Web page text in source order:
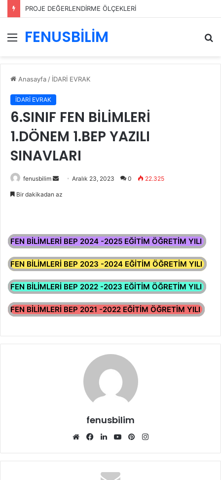
PROJE DEĞERLENDİRME ÖLÇEKLERİ
Menü
FENUSBİLİM
...
Anasayfa / İDARİ EVRAK
İDARİ EVRAK
6.SINIF FEN BİLİMLERİ
1.DÖNEM 1.BEP YAZILI
SINAVLARI
fenusbilim
Bir
Aralık 23, 2023 0 22.325
Bir dakikadan az
FEN BİLİMLERİ BEP 2024 -2025 EĞİTİM ÖĞRETİM YILI
FEN BİLİMLERİ BEP 2023 -2024 EĞİTİM ÖĞRETİM YILI
FEN BİLİMLERİ BEP 2022 -2023 EĞİTİM ÖĞRETİM YILI
FEN BİLİMLERİ BEP 2021 -2022 EĞİTİM ÖĞRETİM YILI
fenusbilim
Web
Facebook
LinkedInYouTubePinterest